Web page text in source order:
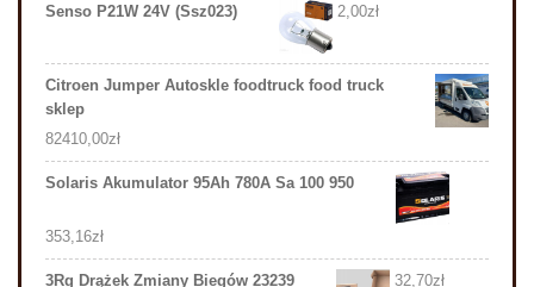
Senso P21W 24V (Ssz023) 2,00zł
Citroen Jumper Autoskle foodtruck food truck
sklep
82410,00zł
Solaris Akumulator 95Ah 780A Sa 100 950
353,16zł
3Rg Drążek Zmiany Biegów 23239 32,70zł